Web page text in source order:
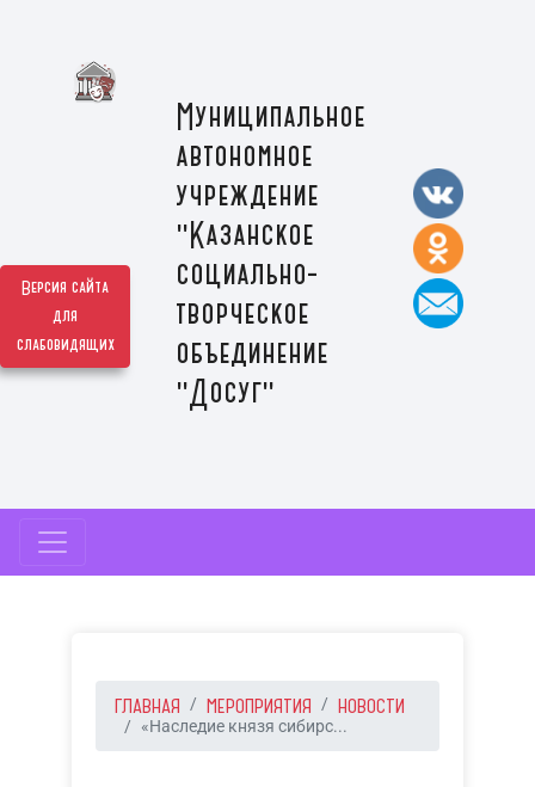
Версия сайта
для
слабовидящих
Муниципальное
автономное
учреждение
"Казанское
социально-
творческое
объединение
"Досуг"
ГЛАВНАЯ МЕРОПРИЯТИЯ НОВОСТИ
«Наследие князя сибирс...